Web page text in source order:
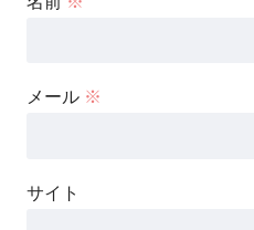
メール ※
サイト